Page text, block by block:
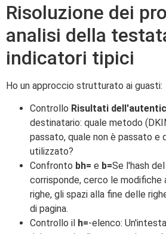
Risoluzione dei
analisi della
indicatori tipici
Ho un approccio strutturato ai guasti:
Controllo Risultati
destinatario: quale metodo
passato, quale non è passato
utilizzato?
Confronto bh= e b=Se l'hash
corrisponde, cerco le
righe, gli spazi alla fine delle
di pagina.
Controllo il h=-elenco: